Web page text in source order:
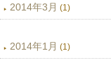
2014年3月 (1)
2014年1月 (1)